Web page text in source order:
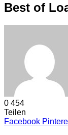
Best of
0 454
Teilen
Facebook